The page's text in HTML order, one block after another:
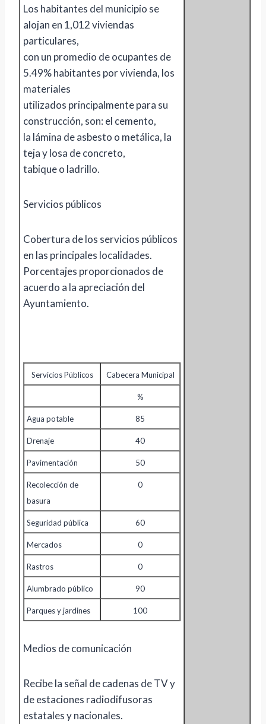
Los habitantes del municipio se
alojan en 1,012 viviendas
particulares,
con un promedio de ocupantes de
5.49% habitantes por vivienda, los
materiales
utilizados principalmente para su
construcción, son: el cemento,
la lámina de asbesto o metálica, la
teja y losa de concreto,
tabique o ladrillo.
Servicios públicos
Cobertura de los servicios públicos
en las principales localidades.
Porcentajes proporcionados de
acuerdo a la apreciación del
Ayuntamiento.
Servicios Públicos Cabecera Municipal
%
Agua potable 85
Drenaje 40
Pavimentación 50
Recolección de
basura
0
Seguridad pública 60
Mercados 0
Rastros 0
Alumbrado público 90
Parques y jardines 100
Medios de comunicación
Recibe la señal de cadenas de TV y
de estaciones radiodifusoras
estatales y nacionales.